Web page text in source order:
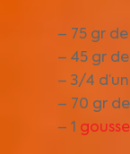
– 75 gr
– 45 gr
– 3/4
– 70 gr de
– 1